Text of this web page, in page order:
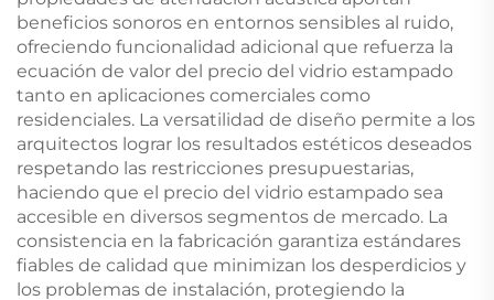
beneficios sonoros en entornos sensibles al ruido,
ofreciendo funcionalidad adicional que refuerza la
ecuación de valor del precio del vidrio estampado
tanto en aplicaciones comerciales como
residenciales. La versatilidad de diseño permite a los
arquitectos lograr los resultados estéticos deseados
respetando las restricciones presupuestarias,
haciendo que el precio del vidrio estampado sea
accesible en diversos segmentos de mercado. La
consistencia en la fabricación garantiza estándares
fiables de calidad que minimizan los desperdicios y
los problemas de instalación, protegiendo la